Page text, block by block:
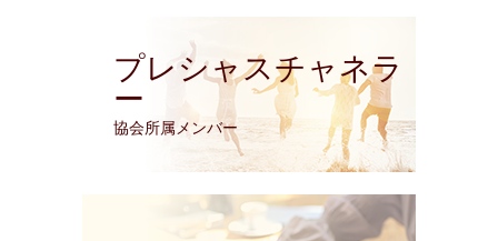
プレシャスチャネラ
ー
協会所属メンバー